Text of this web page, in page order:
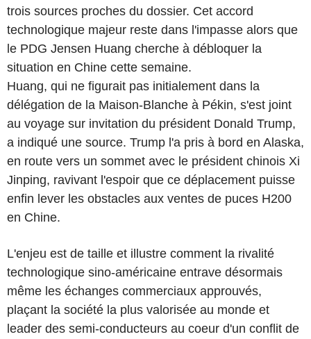
trois sources proches du dossier. Cet accord
technologique majeur reste dans l'impasse alors que
le PDG Jensen Huang cherche à débloquer la
situation en Chine cette semaine.
Huang, qui ne figurait pas initialement dans la
délégation de la Maison-Blanche à Pékin, s'est joint
au voyage sur invitation du président Donald Trump,
a indiqué une source. Trump l'a pris à bord en Alaska,
en route vers un sommet avec le président chinois Xi
Jinping, ravivant l'espoir que ce déplacement puisse
enfin lever les obstacles aux ventes de puces H200
en Chine.
L'enjeu est de taille et illustre comment la rivalité
technologique sino-américaine entrave désormais
même les échanges commerciaux approuvés,
plaçant la société la plus valorisée au monde et
leader des semi-conducteurs au coeur d'un conflit de